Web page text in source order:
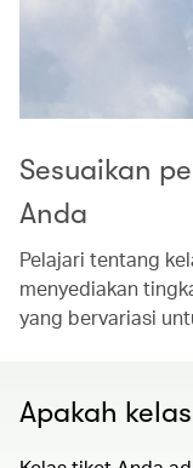
Sesuaikan
Anda
Pelajari tentang
menyediakan
yang bervariasi
Apakah